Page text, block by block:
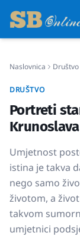
Život
Crna kronika
Sport
Kultura
Naslovnica Društvo
DRUŠTVO
Portreti
Umjetnost
istina je takva
nego samo
životom, a
takvom
umjetnici